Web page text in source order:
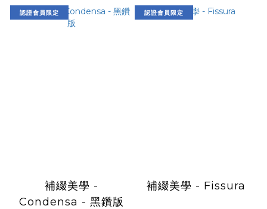
認證會員限定
補綴美學 -
Condensa - 黑鑽版
認證會員限定
補綴美學 - Fissura